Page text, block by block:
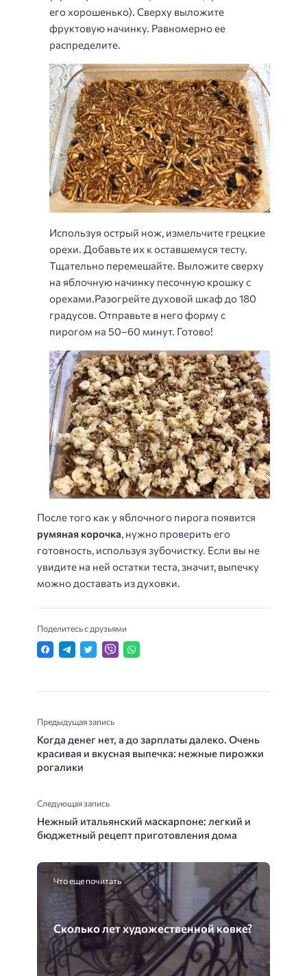
его хорошенько). Сверху выложите
фруктовую начинку. Равномерно ее
распределите.
Используя острый нож, измельчите грецкие
орехи. Добавьте их к оставшемуся тесту.
Тщательно перемешайте. Выложите сверху
на яблочную начинку песочную крошку с
орехами.Разогрейте духовой шкаф до 180
градусов. Отправьте в него форму с
пирогом на 50–60 минут. Готово!
После того как у яблочного пирога появится
румяная корочка, нужно проверить его
готовность, используя зубочистку. Если вы не
увидите на ней остатки теста, значит, выпечку
можно доставать из духовки.
Поделитесь с друзьями
Предыдущая запись
Когда денег нет, а до зарплаты далеко. Очень
красивая и вкусная выпечка: нежные пирожки
рогалики
Следующая запись
Нежный итальянский маскарпоне: легкий и
бюджетный рецепт приготовления дома
Что еще почитать
Сколько лет художественной ковке?